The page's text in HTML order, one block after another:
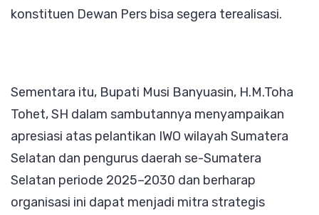
konstituen Dewan Pers bisa segera terealisasi.
Sementara itu, Bupati Musi Banyuasin, H.M.Toha
Tohet, SH dalam sambutannya menyampaikan
apresiasi atas pelantikan IWO wilayah Sumatera
Selatan dan pengurus daerah se-Sumatera
Selatan periode 2025–2030 dan berharap
organisasi ini dapat menjadi mitra strategis